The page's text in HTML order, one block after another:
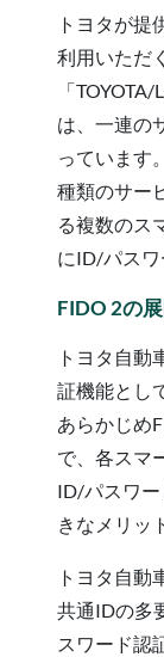
トヨタが提
利用いただ
「
は、一連の
っています
種類のサー
る複数のス
にID/パスワ
FIDO 2の
トヨタ自動
証機能とし
あらかじめ
で、各スマ
ID/パスワ
きなメリッ
トヨタ自動
共通IDの多
スワード認